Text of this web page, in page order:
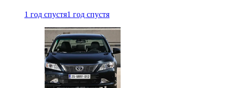
1 год спустя1 год спустя